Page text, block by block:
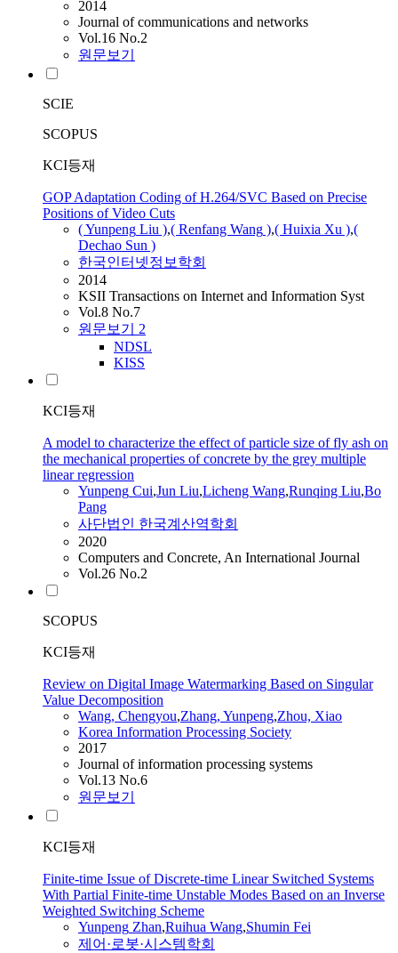
2014
Journal of communications and networks
Vol.16 No.2
원문보기
SCIE
SCOPUS
KCI등재
GOP Adaptation Coding of H.264/SVC Based on Precise
Positions of Video Cuts
(Yunpeng Liu ),( Renfang Wang ),( Huixia Xu ),(
Dechao Sun )
한국인터넷정보학회
2014
KSII Transactions on Internet and Information Syst
Vol.8 No.7
원문보기 2
NDSL
KISS
KCI등재
A model to characterize the effect of particle size of fly ash on
the mechanical properties of concrete by the grey multiple
linear regression
Yunpeng Cui,Jun Liu,Licheng Wang,Runqing Liu,Bo
Pang
사단법인 한국계산역학회
2020
Computers and Concrete, An International Journal
Vol.26 No.2
SCOPUS
KCI등재
Review on Digital Image Watermarking Based on Singular
Value Decomposition
Wang, Chengyou,Zhang, Yunpeng,Zhou, Xiao
Korea Information Processing Society
2017
Journal of information processing systems
Vol.13 No.6
원문보기
KCI등재
Finite-time Issue of Discrete-time Linear Switched Systems
With Partial Finite-time Unstable Modes Based on an Inverse
Weighted Switching Scheme
Yunpeng Zhan,Ruihua Wang,Shumin Fei
제어·로봇·시스템학회